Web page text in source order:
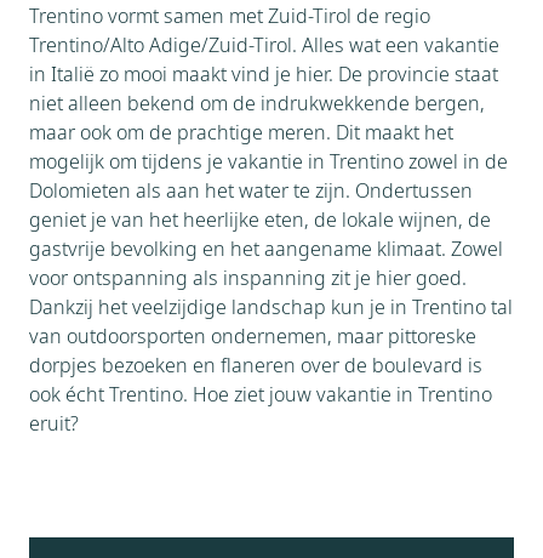
Trentino vormt samen met Zuid-Tirol de regio
Trentino/Alto Adige/Zuid-Tirol. Alles wat een vakantie
in Italië zo mooi maakt vind je hier. De provincie staat
niet alleen bekend om de indrukwekkende bergen,
maar ook om de prachtige meren. Dit maakt het
mogelijk om tijdens je vakantie in Trentino zowel in de
Dolomieten als aan het water te zijn. Ondertussen
geniet je van het heerlijke eten, de lokale wijnen, de
gastvrije bevolking en het aangename klimaat. Zowel
voor ontspanning als inspanning zit je hier goed.
Dankzij het veelzijdige landschap kun je in Trentino tal
van outdoorsporten ondernemen, maar pittoreske
dorpjes bezoeken en flaneren over de boulevard is
ook écht Trentino. Hoe ziet jouw vakantie in Trentino
eruit?